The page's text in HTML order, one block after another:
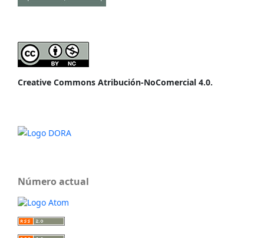
Creative Commons Atribución-NoComercial 4.0.
Número actual